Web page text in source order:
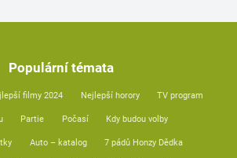
Populární témata
filmy 2024 Nejlepší horory TV program
Partie Počasí Kdy budou volby
Auto – katalog 7 pádů Honzy Dědka